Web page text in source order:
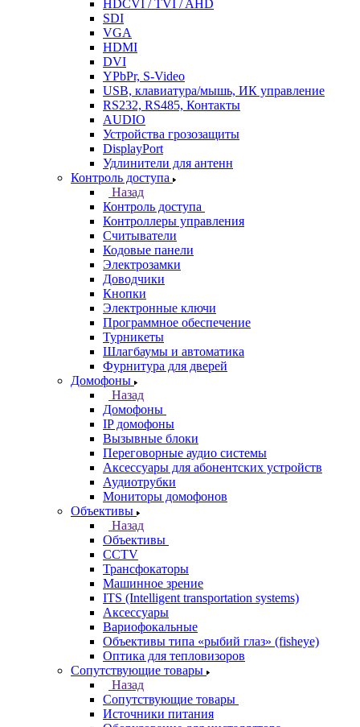
HDCVI / TVI / AHD
SDI
VGA
HDMI
DVI
YPbPr, S-Video
USB, клавиатура/мышь, ИК управление
RS232, RS485, Контакты
AUDIO
Устройства грозозащиты
DisplayPort
Удлинители для антенн
Контроль доступа
Назад
Контроль доступа
Контроллеры управления
Считыватели
Кодовые панели
Электрозамки
Доводчики
Кнопки
Электронные ключи
Программное обеспечение
Турникеты
Шлагбаумы и автоматика
Фурнитура для дверей
Домофоны
Назад
Домофоны
IP домофоны
Вызывные блоки
Переговорные аудио системы
Аксессуары для абонентских устройств
Аудиотрубки
Мониторы домофонов
Объективы
Назад
Объективы
CCTV
Трансфокаторы
Машинное зрение
ITS (Intelligent transportation systems)
Аксессуары
Вариофокальные
Объективы типа «рыбий глаз» (fisheye)
Оптика для тепловизоров
Сопутствующие товары
Назад
Сопутствующие товары
Источники питания